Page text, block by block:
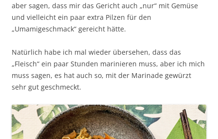
aber sagen, dass mir das Gericht auch „nur“ mit Gemüse
und vielleicht ein paar extra Pilzen für den
„Umamigeschmack“ gereicht hätte.
Natürlich habe ich mal wieder übersehen, dass das
„Fleisch“ ein paar Stunden marinieren muss, aber ich mich
muss sagen, es hat auch so, mit der Marinade gewürzt
sehr gut geschmeckt.